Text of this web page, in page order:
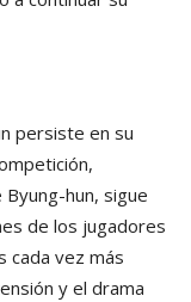
persiste en su
hun, sigue
de los jugadores
cada vez más
y el drama